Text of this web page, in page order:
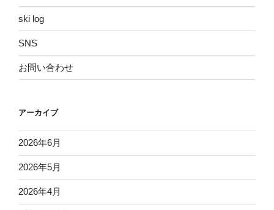
ski log
SNS
お問い合わせ
アーカイブ
2026年6月
2026年5月
2026年4月